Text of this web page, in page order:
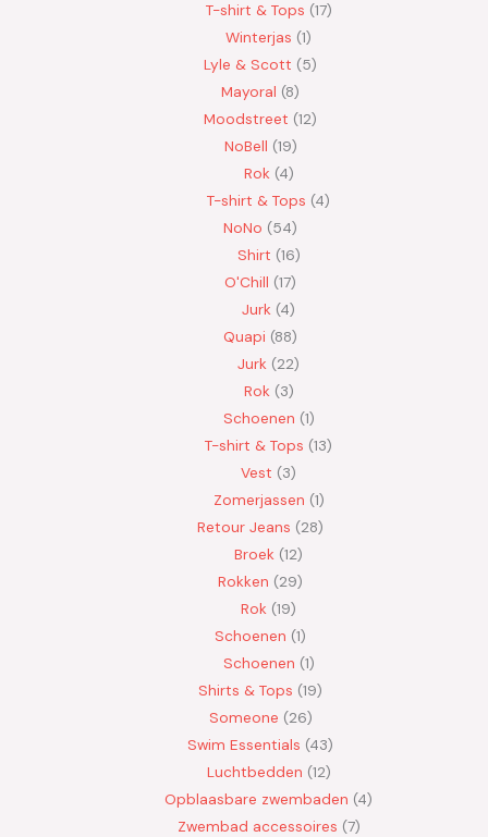
T-shirt & Tops 17
Winterjas 1
Lyle & Scott
5
Mayoral 8
Moodstreet 12
NoBell 19
Rok 4
T-shirt & Tops 4
NoNo
54
Shirt 16
O'Chill 17
Jurk 4
Quapi 88
Jurk 22
Rok 3
Schoenen 1
T-shirt & Tops 13
Vest
3
Zomerjassen 1
Retour Jeans
28
Broek 12
Rokken
29
Rok 19
Schoenen 1
Schoenen 1
Shirts & Tops 19
Someone 26
Swim Essentials 43
Luchtbedden 12
Opblaasbare zwembaden 4
Zwembad accessoires 7